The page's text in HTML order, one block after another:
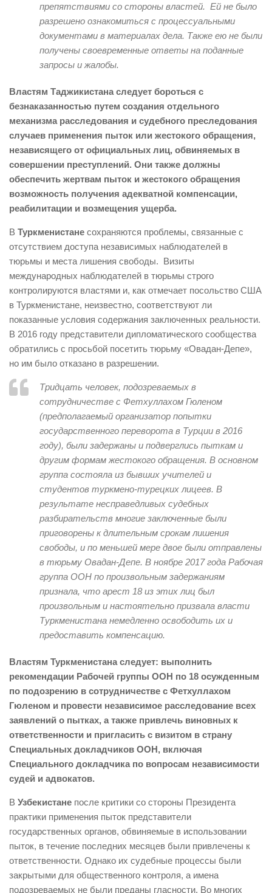
препятствиями со стороны властей. Ей не было
разрешено ознакомиться с процессуальными
документами в материалах дела. Также ею не были
получены своевременные ответы на поданные
запросы и жалобы.
Властям Таджикистана следует бороться с
безнаказанностью путем создания отдельного
механизма расследования и судебного преследования
случаев применения пыток или жестокого обращения,
независящего от официальных лиц, обвиняемых в
совершении преступлений. Они также должны
обеспечить жертвам пыток и жестокого обращения
возможность получения адекватной компенсации,
реабилитации и возмещения ущерба.
В Туркменистане сохраняются проблемы, связанные с
отсутствием доступа независимых наблюдателей в
тюрьмы и места лишения свободы. Визиты
международных наблюдателей в тюрьмы строго
контролируются властями и, как отмечает посольство США
в Туркменистане, неизвестно, соответствуют ли
показанные условия содержания заключенных реальности.
В 2016 году представители дипломатического сообщества
обратились с просьбой посетить тюрьму «Овадан-Депе»,
но им было отказано в разрешении.
Тридцать человек, подозреваемых в
сотрудничестве с Фетхуллахом Гюленом
(предполагаемый организатор попытки
государственного переворота в Турции в 2016
году), были задержаны и подверглись пыткам и
другим формам жестокого обращения. В основном
группа состояла из бывших учителей и
студентов туркмено-турецких лицеев. В
результате несправедливых судебных
разбирательств многие заключенные были
приговорены к длительным срокам лишения
свободы, и по меньшей мере двое были отправлены
в тюрьму Овадан-Депе. В ноябре 2017 года Рабочая
группа ООН по произвольным задержаниям
признала, что арест 18 из этих лиц был
произвольным и настоятельно призвала власти
Туркменистана немедленно освободить их и
предоставить компенсацию.
Властям Туркменистана следует: выполнить
рекомендации Рабочей группы ООН по 18 осужденным
по подозрению в сотрудничестве с Фетхуллахом
Гюленом и провести независимое расследование всех
заявлений о пытках, а также привлечь виновных к
ответственности и пригласить с визитом в страну
Специальных докладчиков ООН, включая
Специального докладчика по вопросам независимости
судей и адвокатов.
В Узбекистане после критики со стороны Президента
практики применения пыток представители
государственных органов, обвиняемые в использовании
пыток, в течение последних месяцев были привлечены к
ответственности. Однако их судебные процессы были
закрытыми для общественного контроля, а имена
подозреваемых не были преданы гласности. Во многих